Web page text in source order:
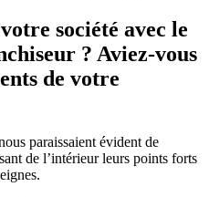
société avec le
? Aviez-vous
de votre
paraissaient évident de
de l’intérieur leurs points forts